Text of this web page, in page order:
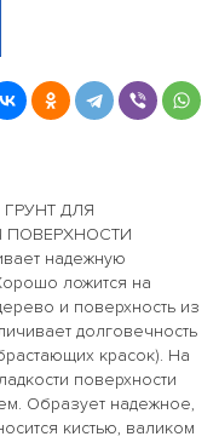
ДЛЯ
ПОВЕРХНОСТИ
надежную
ложится на
и поверхность из
долговечность
красок). На
поверхности
Образует надежное,
кистью, валиком